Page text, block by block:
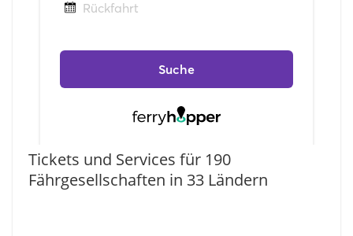
Tickets und Services für 190
Fährgesellschaften in 33 Ländern